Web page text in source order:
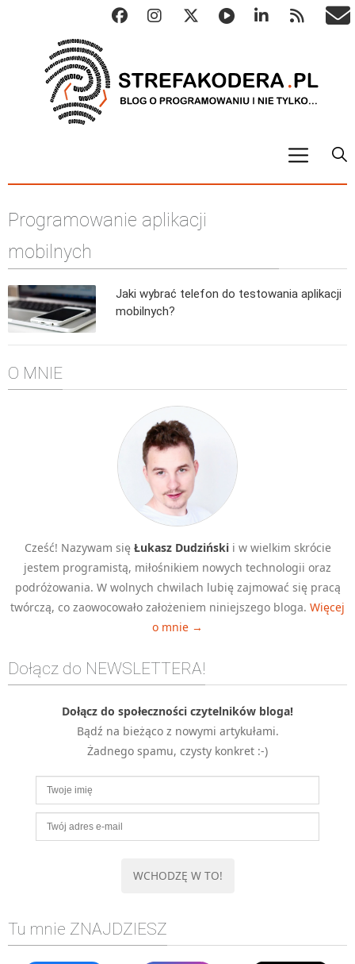
ALGO
Metody numeryczne
Algorytmy sortowania
Algorytmy szyfrujące
Algorytmy konwersji
DEV
C++
Elementarz Java
Pascal
WEB
.htaccess
HTML 5
JavaScript
PHP
WordPress
MOBILE
Android
KONTROLA WERSJI
SQL
EXCEL
Programowanie aplikacji
mobilnych
Jaki wybrać telefon do testowania aplikacji
mobilnych?
O MNIE
Cześć! Nazywam się Łukasz Dudzińskii w wielkim skrócie
jestem programistą, miłośnikiem nowych technologii oraz
podróżowania. W wolnych chwilach lubię zajmować się pracą
twórczą, co zaowocowało założeniem niniejszego bloga. Więcej
o mnie →
Dołącz do NEWSLETTERA!
Dołącz do społeczności czytelników bloga!
Bądź na bieżąco z nowymi artykułami.
Żadnego spamu, czysty konkret :-)
Tu mnie ZNAJDZIESZ